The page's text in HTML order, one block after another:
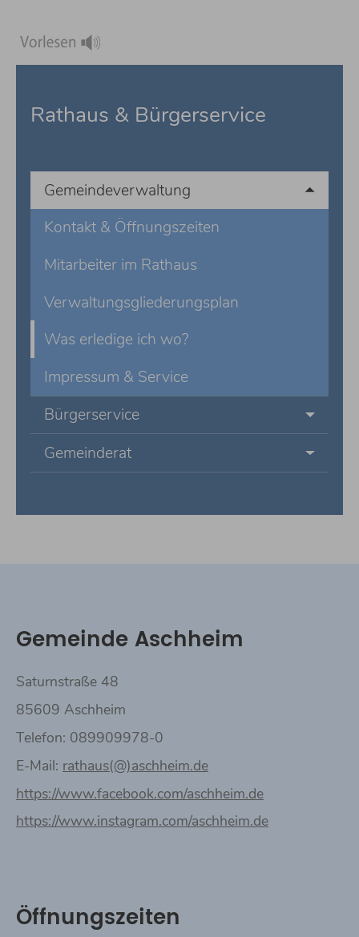
Rathaus & Bürgerservice
Gemeindeverwaltung
Kontakt & Öffnungszeiten
Mitarbeiter im Rathaus
Verwaltungsgliederungsplan
Was erledige ich wo?
Impressum & Service
Bürgerservice
Gemeinderat
Gemeinde Aschheim
Saturnstraße 48
85609 Aschheim
Telefon: 089909978-0
E-Mail: rathaus(@)aschheim.de
https://www.facebook.com/aschheim.de
https://www.instagram.com/aschheim.de
Öffnungszeiten